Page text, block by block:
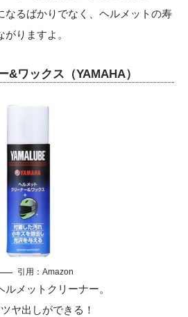
なるばかりでなく、ヘルメットの寿
りますよ。
&ワックス（YAMAHA）
引用：Amazon
メットクリーナー。
ヤ出しができる！